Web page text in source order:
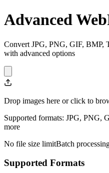
Advanced
Convert JPG, PNG, GIF, BMP,
with advanced options
Drop images here or click to
Supported formats: JPG, PNG,
more
No file size limitBatch
Supported Formats